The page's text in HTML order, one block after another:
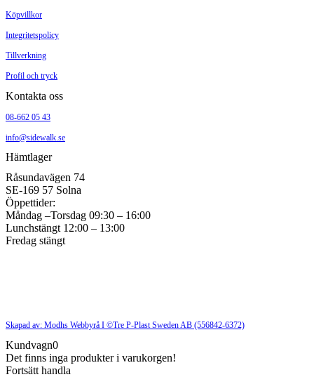
Köpvillkor
Integritetspolicy
Tillverkning
Profil och tryck
Kontakta oss
08-662 05 43
info@sidewalk.se
Hämtlager
Råsundavägen 74
SE-169 57 Solna
Öppettider:
Måndag –Torsdag 09:30 – 16:00
Lunchstängt 12:00 – 13:00
Fredag stängt
Skapad av: Modhs Webbyrå I ©Tre P-Plast Sweden AB (556842-6372)
Kundvagn0
Det finns inga produkter i varukorgen!
Fortsätt handla